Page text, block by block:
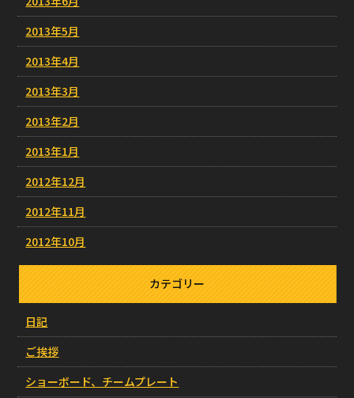
2013年5月
2013年4月
2013年3月
2013年2月
2013年1月
2012年12月
2012年11月
2012年10月
カテゴリー
日記
ご挨拶
ショーボード、チームプレート